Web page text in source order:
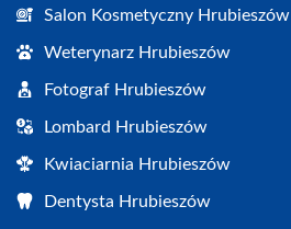
Salon Kosmetyczny Hrubieszów
Weterynarz Hrubieszów
Fotograf Hrubieszów
Lombard Hrubieszów
Kwiaciarnia Hrubieszów
Dentysta Hrubieszów